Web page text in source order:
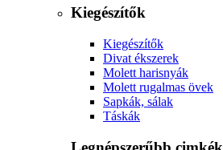
Kiegészítők
Kiegészítők
Divat ékszerek
Molett harisnyák
Molett rugalmas övek
Sapkák, sálak
Táskák